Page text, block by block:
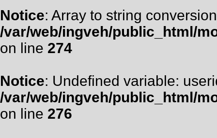
Notice: Array to string
/var/web/ingveh/public_html/
on line 274
Notice: Undefined variable:
/var/web/ingveh/public_html/
on line 276